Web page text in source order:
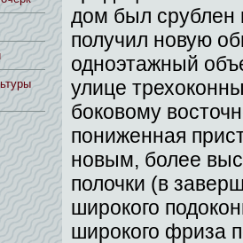
дом был срублен
получил новую
одноэтажный
улице
боковому
пониженная
новым, более
полочки (в
широкого
широкого фриза